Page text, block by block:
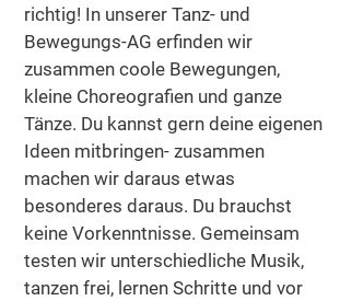
richtig! In unserer Tanz- und
Bewegungs-AG erfinden wir
zusammen coole Bewegungen,
kleine Choreografien und ganze
Tänze. Du kannst gern deine eigenen
Ideen mitbringen- zusammen
machen wir daraus etwas
besonderes daraus. Du brauchst
keine Vorkenntnisse. Gemeinsam
testen wir unterschiedliche Musik,
tanzen frei, lernen Schritte und vor